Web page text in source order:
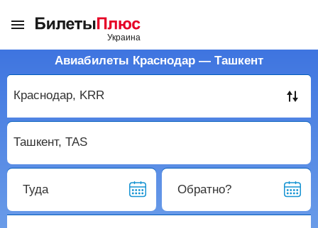
Авиабилеты Краснодар — Ташкент
Туда Обратно?